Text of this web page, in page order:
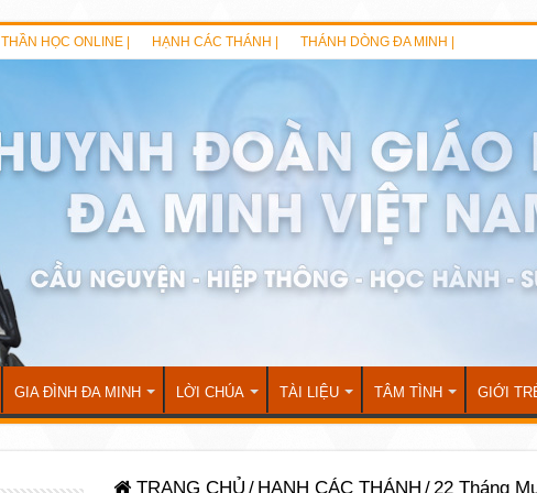
THẦN HỌC ONLINE | HẠNH CÁC THÁNH | THÁNH DÒNG ĐA MINH |
GIA ĐÌNH ĐA MINH LỜI CHÚA TÀI LIỆU TÂM TÌNH GIỚI
TRANG CHỦ / HẠNH CÁC THÁNH /22 Tháng